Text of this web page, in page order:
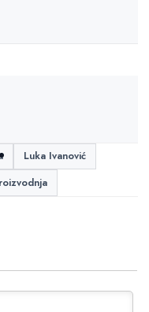
Luka Ivanović